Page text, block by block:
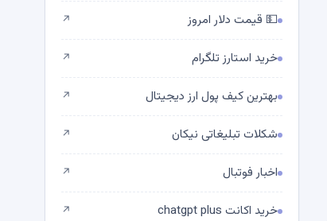
💵 قیمت دلار امروز ↗
خرید استارز تلگرام ↗
بهترین کیف پول ارز دیجیتال ↗
شکلات تبلیغاتی نیکان ↗
اخبار فوتبال ↗
خرید اکانت chatgpt plus ↗